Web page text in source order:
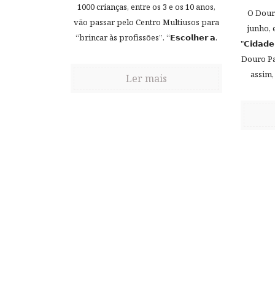
1000 crianças, entre os 3 e os 10 anos,
vão passar pelo Centro Multiusos para
“brincar às profissões”. “𝗘𝘀𝗰𝗼𝗹𝗵𝗲𝗿 𝗮.
Ler mais
O
junho,
Douro